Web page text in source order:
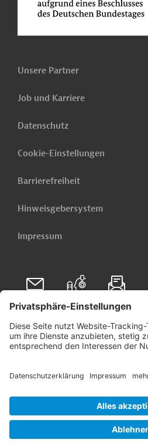
Unsere Partner
Job und Karriere
Datenschutz
Cookie-Einstellungen
Barrierefreiheit
Hinweisgebersystem
Impressum
Folgen Sie uns auf
Linkedin
© 2026 Germany Trade & Invest